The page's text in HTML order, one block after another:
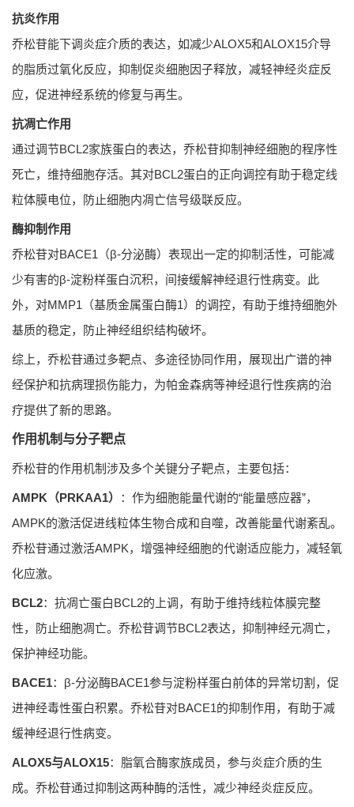
抗炎作用
乔松苷能下调炎症介质的表达，如减少ALOX5和ALOX15介导
的脂质过氧化反应，抑制促炎细胞因子释放，减轻神经炎症反
应，促进神经系统的修复与再生。
抗凋亡作用
通过调节BCL2家族蛋白的表达，乔松苷抑制神经细胞的程序性
死亡，维持细胞存活。其对BCL2蛋白的正向调控有助于稳定线
粒体膜电位，防止细胞内凋亡信号级联反应。
酶抑制作用
乔松苷对BACE1（β-分泌酶）表现出一定的抑制活性，可能减
少有害的β-淀粉样蛋白沉积，间接缓解神经退行性病变。此
外，对MMP1（基质金属蛋白酶1）的调控，有助于维持细胞外
基质的稳定，防止神经组织结构破坏。
综上，乔松苷通过多靶点、多途径协同作用，展现出广谱的神
经保护和抗病理损伤能力，为帕金森病等神经退行性疾病的治
疗提供了新的思路。
作用机制与分子靶点
乔松苷的作用机制涉及多个关键分子靶点，主要包括：
AMPK（PRKAA1）
：作为细胞能量代谢的“能量感应器”，
AMPK的激活促进线粒体生物合成和自噬，改善能量代谢紊乱。
乔松苷通过激活AMPK，增强神经细胞的代谢适应能力，减轻氧
化应激。
BCL2：抗凋亡蛋白BCL2的上调，有助于维持线粒体膜完整
性，防止细胞凋亡。乔松苷调节BCL2表达，抑制神经元凋亡，
保护神经功能。
BACE1：β-分泌酶BACE1参与淀粉样蛋白前体的异常切割，促
进神经毒性蛋白积累。乔松苷对BACE1的抑制作用，有助于减
缓神经退行性病变。
ALOX5与ALOX15：脂氧合酶家族成员，参与炎症介质的生
成。乔松苷通过抑制这两种酶的活性，减少神经炎症反应。